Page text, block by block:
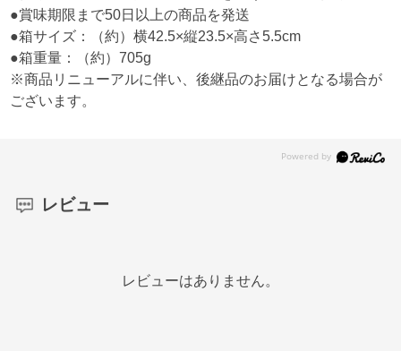
●賞味期限まで50日以上の商品を発送
●箱サイズ：（約）横42.5×縦23.5×高さ5.5cm
●箱重量：（約）705g
※商品リニューアルに伴い、後継品のお届けとなる場合が
ございます。
レビュー
レビューはありません。